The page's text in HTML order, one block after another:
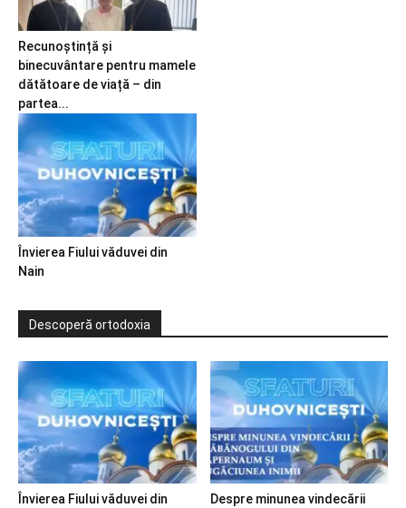
Recunoștință și
binecuvântare pentru mamele
dătătoare de viață – din
partea...
Învierea Fiului văduvei din
Nain
Descoperă ortodoxia
Învierea Fiului văduvei din
Despre minunea vindecării